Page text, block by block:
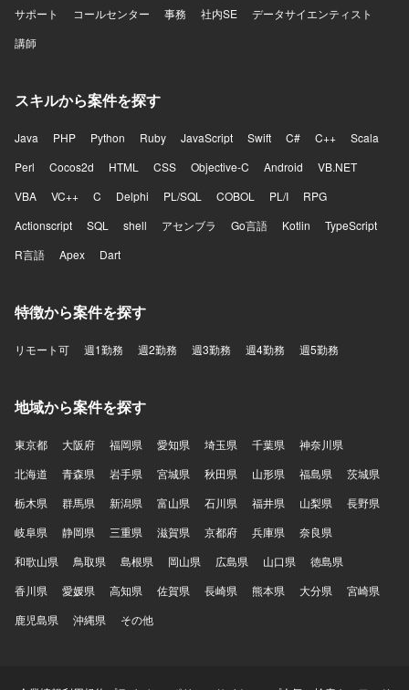
サポート
コールセンター 事務 社内SE
データサイエンティスト
講師
スキルから案件を探す
Java PHP Python Ruby JavaScript Swift C# C++
Scala
Perl
Cocos2d HTML CSS Objective-C Android
VB.NET
VBA
VC++ C Delphi PL/SQL COBOL PL/I
RPG
Actionscript
SQL shell アセンブラ Go言語 Kotlin
TypeScript
R言語
Apex Dart
特徴から案件を探す
リモート可 週1勤務 週2勤務 週3勤務 週4勤務 週5勤務
地域から案件を探す
東京都 大阪府 福岡県 愛知県 埼玉県 千葉県
神奈川県
北海道
青森県 岩手県 宮城県 秋田県 山形県 福島県
茨城県
栃木県
群馬県 新潟県 富山県 石川県 福井県 山梨県
長野県
岐阜県
静岡県 三重県 滋賀県 京都府 兵庫県
奈良県
和歌山県
鳥取県 島根県 岡山県 広島県 山口県
徳島県
香川県
愛媛県 高知県 佐賀県 長崎県 熊本県 大分県
宮崎県
鹿児島県
沖縄県 その他